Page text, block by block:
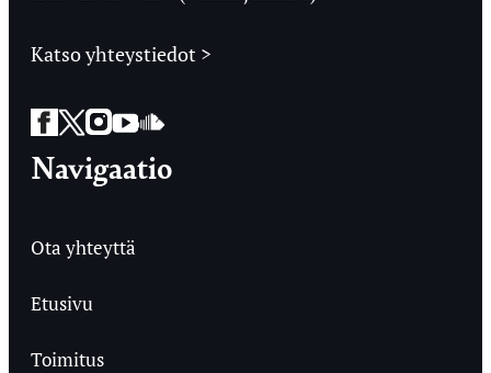
Katso yhteystiedot >
Facebook
Twitter
Instagram
YouTube
SoundCloud
Navigaatio
Ota yhteyttä
Etusivu
Toimitus